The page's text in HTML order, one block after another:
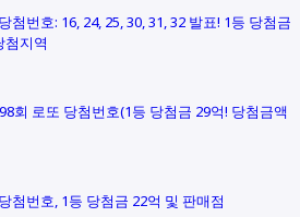
첨번호: 16, 24, 25, 30, 31, 32 발표! 1등 당첨금
첨지역
회 로또 당첨번호(1등 당첨금 29억! 당첨금액
첨번호, 1등 당첨금 22억 및 판매점